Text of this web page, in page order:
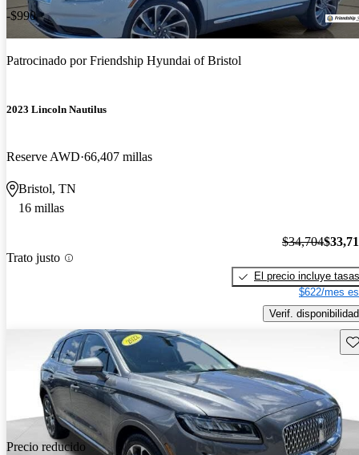
-$990
Patrocinado porFriendship Hyundai of Bristol
2023 Lincoln Nautilus
Reserve AWD 66,407 millas
Bristol, TN
16 millas
Trato justo
$34,704
El precio incluye tasas
$622/mes
Verif. disponibilidad
Precio reducido